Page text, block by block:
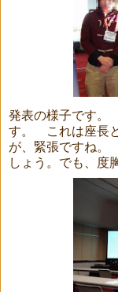
発表の様子です。
す。 これは座長
が、緊張ですね。
しょう。でも、度